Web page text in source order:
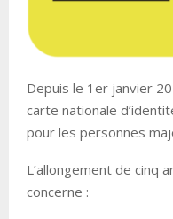
Depuis le 1er janvier
carte nationale
pour les personnes
L’allongement de cinq
concerne :